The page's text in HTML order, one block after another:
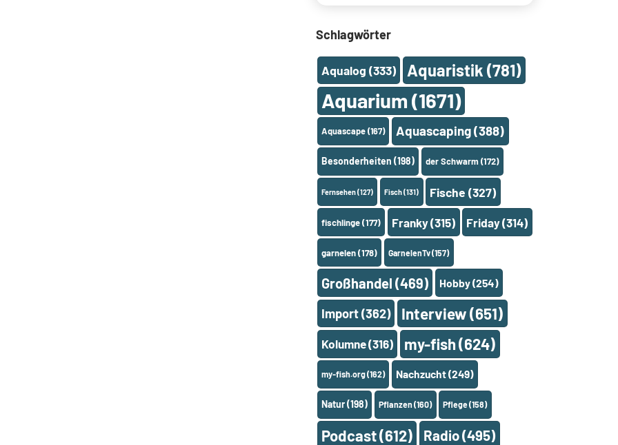
Schlagwörter
Aqualog (333) Aquaristik (781)
Aquarium (1671)
Aquascape(167) Aquascaping(388)
Besonderheiten (198) der Schwarm(172)
Fernsehen(127) Fisch(131) Fische (327)
fischlinge(177) Franky(315) Friday(314)
garnelen(178) GarnelenTv(157)
Großhandel (469) Hobby(254)
Import(362) Interview(651)
Kolumne(316) my-fish(624)
my-fish.org(162) Nachzucht(249)
Natur(198) Pflanzen(160) Pflege(158)
Podcast(612) Radio(495)